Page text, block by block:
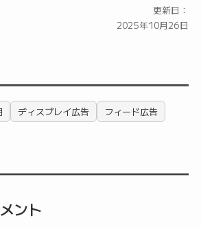
更新日：
2025年10月26日
ディスプレイ広告 フィード広告
ント